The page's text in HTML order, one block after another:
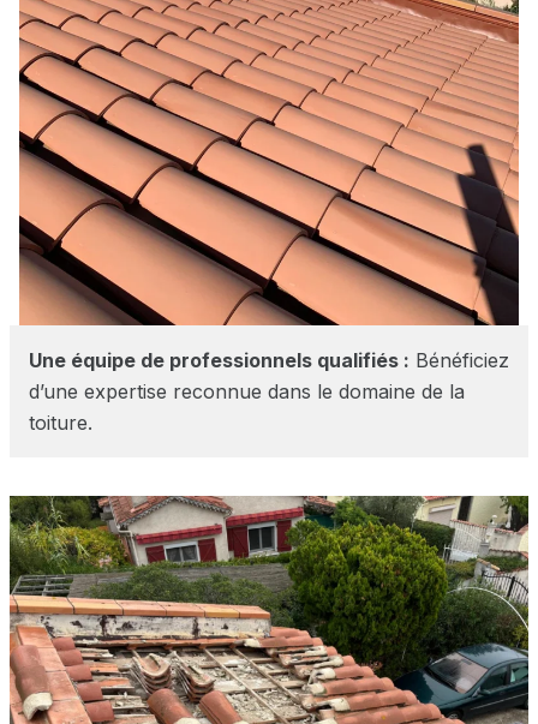
Une équipe de professionnels qualifiés : Bénéficiez
d’une expertise reconnue dans le domaine de la
toiture.